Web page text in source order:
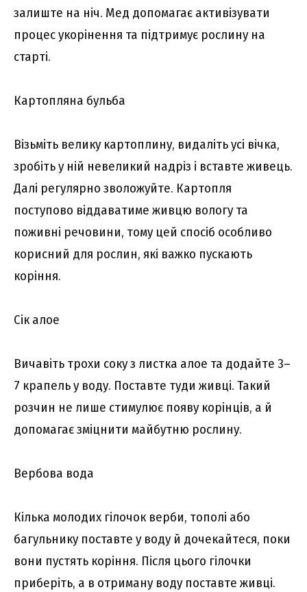
залиште на ніч. Мед допомагає активізувати
процес укорінення та підтримує рослину на
старті.
Картопляна бульба
Візьміть велику картоплину, видаліть усі вічка,
зробіть у ній невеликий надріз і вставте живець.
Далі регулярно зволожуйте. Картопля
поступово віддаватиме живцю вологу та
поживні речовини, тому цей спосіб особливо
корисний для рослин, які важко пускають
коріння.
Сік алое
Вичавіть трохи соку з листка алое та додайте 3–
7 крапель у воду. Поставте туди живці. Такий
розчин не лише стимулює появу корінців, а й
допомагає зміцнити майбутню рослину.
Вербова вода
Кілька молодих гілочок верби, тополі або
багульнику поставте у воду й дочекайтеся, поки
вони пустять коріння. Після цього гілочки
приберіть, а в отриману воду поставте живці.